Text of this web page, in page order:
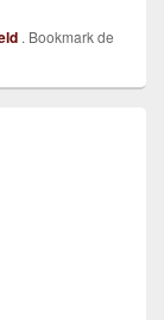
. Bookmark de